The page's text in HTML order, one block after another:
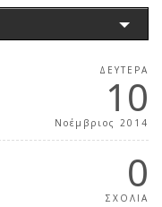
ΔΕΥΤΈΡΑ
10
Νοέμβριος 2014
0
ΣΧΟΛΙΑ